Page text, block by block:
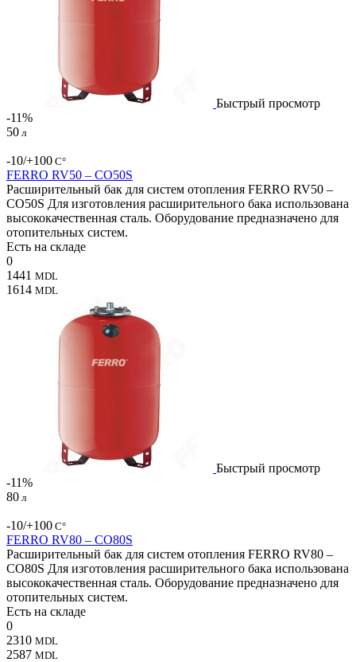
Быстрый просмотр
-11%
50 л
-10/+100 С°
FERRO RV50 – CO50S
Расширительный бак для систем отопления FERRO RV50 –
CO50S Для изготовления расширительного бака использована
высококачественная сталь. Оборудование предназначено для
отопительных систем.
Есть на складе
0
1441 MDL
1614 MDL
Быстрый просмотр
-11%
80 л
-10/+100 С°
FERRO RV80 – CO80S
Расширительный бак для систем отопления FERRO RV80 –
CO80S Для изготовления расширительного бака использована
высококачественная сталь. Оборудование предназначено для
отопительных систем.
Есть на складе
0
2310 MDL
2587 MDL